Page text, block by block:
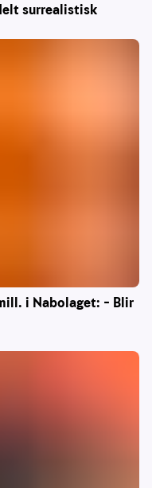
surrealistisk
i Nabolaget: – Blir